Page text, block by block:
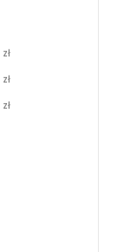
zł
zł
zł